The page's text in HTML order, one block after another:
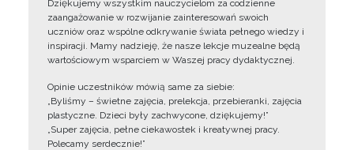
Dziękujemy wszystkim nauczycielom za codzienne
zaangażowanie w rozwijanie zainteresowań swoich
uczniów oraz wspólne odkrywanie świata pełnego wiedzy i
inspiracji. Mamy nadzieję, że nasze lekcje muzealne będą
wartościowym wsparciem w Waszej pracy dydaktycznej.
Opinie uczestników mówią same za siebie:
„Byliśmy – świetne zajęcia, prelekcja, przebieranki, zajęcia
plastyczne. Dzieci były zachwycone, dziękujemy!”
„Super zajęcia, pełne ciekawostek i kreatywnej pracy.
Polecamy serdecznie!”